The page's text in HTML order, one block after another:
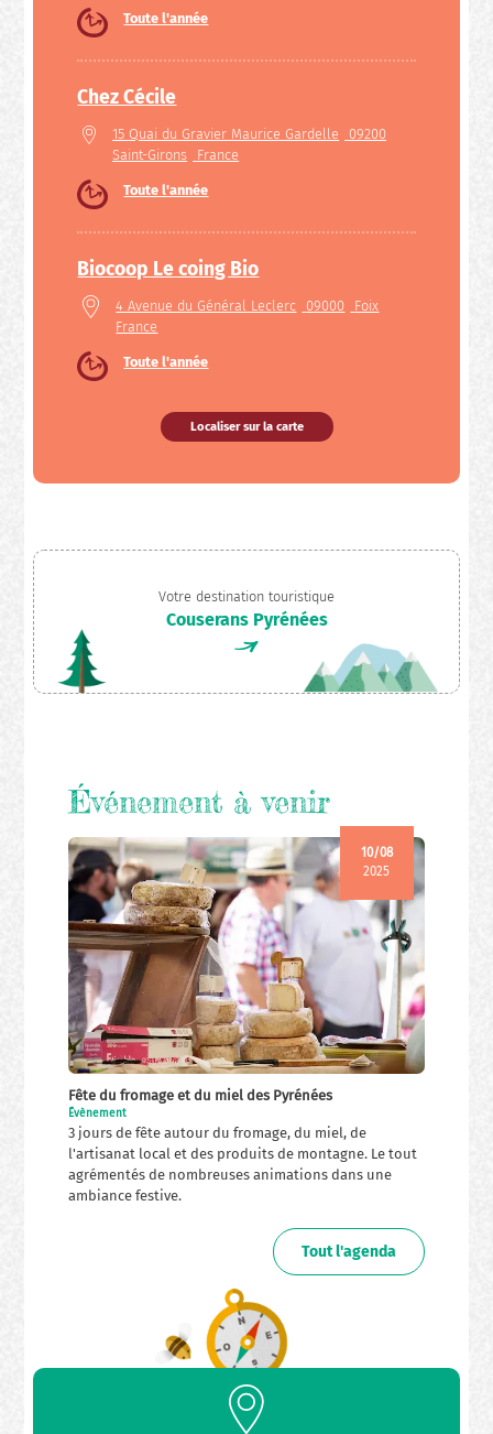
Toute l'année
Chez Cécile
15 Quai du Gravier Maurice Gardelle
09200
Saint-Girons
France
Toute l'année
Biocoop Le coing Bio
4 Avenue du Général Leclerc 09000
Foix
France
Toute l'année
Localiser sur la carte
Votre destination touristique
Couserans Pyrénées
Événement à venir
10/08
2025
Fête du fromage et du miel des Pyrénées
Évènement
3 jours de fête autour du fromage, du miel, de
l'artisanat local et des produits de montagne. Le tout
agrémentés de nombreuses animations dans une
ambiance festive.
Tout l'agenda